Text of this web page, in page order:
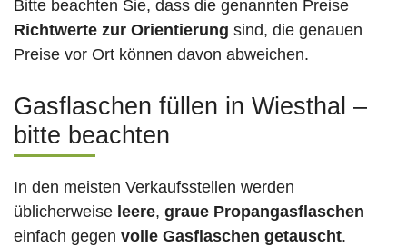
Bitte beachten Sie, dass die genannten Preise
Richtwerte zur Orientierung sind, die genauen
Preise vor Ort können davon abweichen.
Gasflaschen füllen in Wiesthal –
bitte beachten
In den meisten Verkaufsstellen werden
üblicherweise leere, graue Propangasflaschen
einfach gegen volle Gasflaschen getauscht.